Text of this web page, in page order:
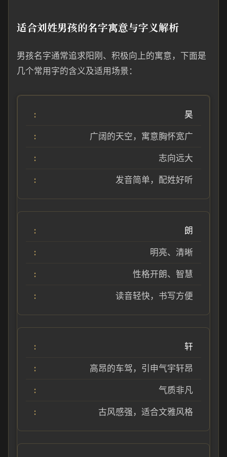
适合刘姓男孩的名字寓意与字义解析
男孩名字通常追求阳刚、积极向上的寓意，下面是
几个常用字的含义及适用场景：
昊
广阔的天空，寓意胸怀宽广
志向远大
发音简单，配姓好听
朗
明亮、清晰
性格开朗、智慧
读音轻快，书写方便
轩
高昂的车驾，引申气宇轩昂
气质非凡
古风感强，适合文雅风格